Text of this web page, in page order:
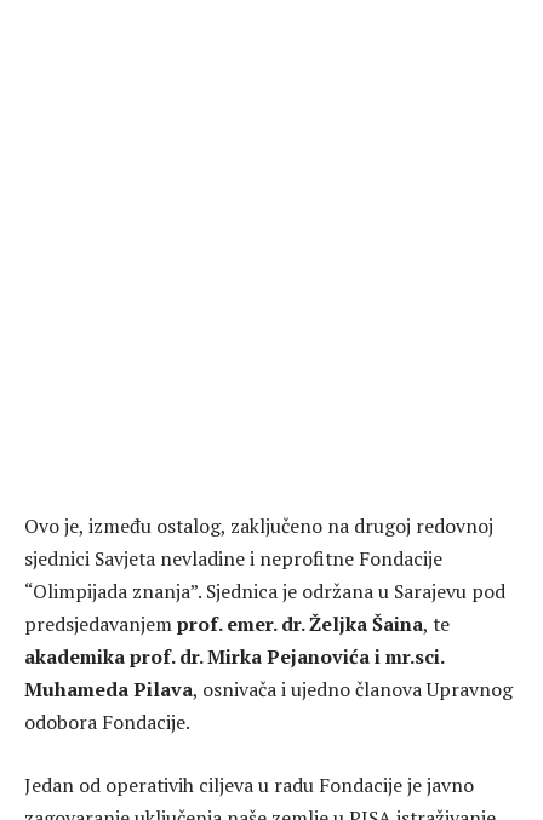
Ovo je, između ostalog, zaključeno na drugoj redovnoj
sjednici Savjeta nevladine i neprofitne Fondacije
“Olimpijada znanja”. Sjednica je održana u Sarajevu pod
predsjedavanjemprof. emer. dr. Željka Šaina, te
akademika prof. dr. Mirka Pejanovića i mr.sci.
Muhameda Pilava, osnivača i ujedno članova Upravnog
odobora Fondacije.
Jedan od operativih ciljeva u radu Fondacije je javno